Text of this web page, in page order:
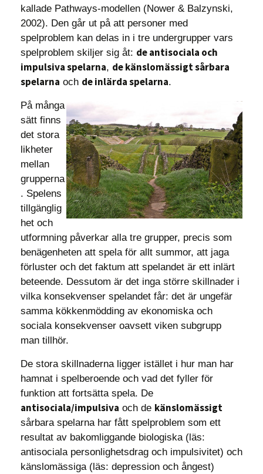
kallade Pathways-modellen (Nower & Balzynski,
2002). Den går ut på att personer med
spelproblem kan delas in i tre undergrupper vars
spelproblem skiljer sig åt: de antisociala och
impulsiva spelarna, de känslomässigt sårbara
spelarna och de inlärda spelarna.
På många
sätt finns
det stora
likheter
mellan
grupperna
. Spelens
tillgänglig
het och
utformning påverkar alla tre grupper, precis som
benägenheten att spela för allt summor, att jaga
förluster och det faktum att spelandet är ett inlärt
beteende. Dessutom är det inga större skillnader i
vilka konsekvenser spelandet får: det är ungefär
samma kökkenmödding av ekonomiska och
sociala konsekvenser oavsett viken subgrupp
man tillhör.
De stora skillnaderna ligger istället i hur man har
hamnat i spelberoende och vad det fyller för
funktion att fortsätta spela. De
antisociala/impulsiva och de känslomässigt
sårbara spelarna har fått spelproblem som ett
resultat av bakomliggande biologiska (läs:
antisociala personlighetsdrag och impulsivitet) och
känslomässiga (läs: depression och ångest)